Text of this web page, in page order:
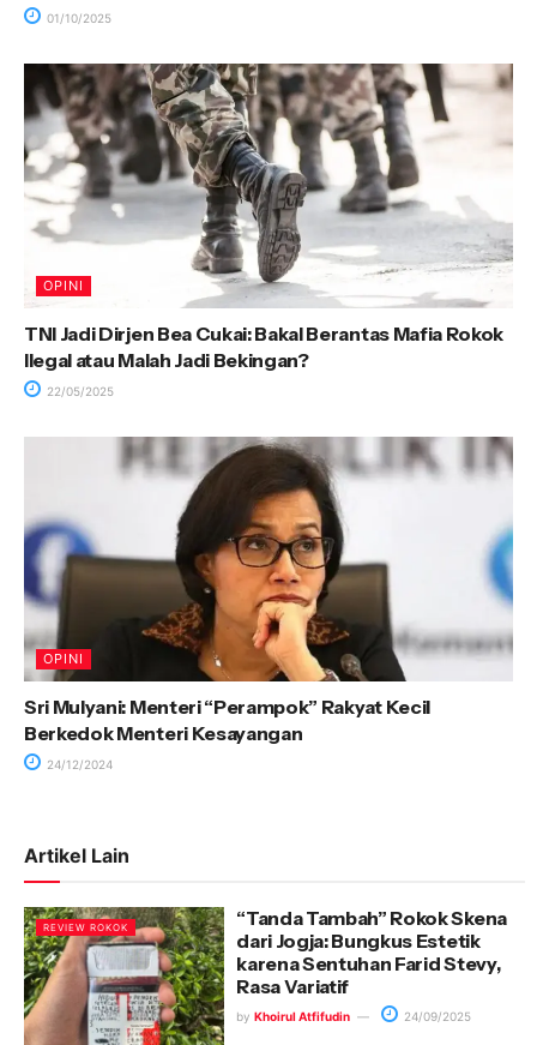
01/10/2025
OPINI
TNI Jadi Dirjen Bea Cukai: Bakal Berantas Mafia Rokok
Ilegal atau Malah Jadi Bekingan?
22/05/2025
OPINI
Sri Mulyani: Menteri “Perampok” Rakyat Kecil
Berkedok Menteri Kesayangan
24/12/2024
Artikel Lain
REVIEW ROKOK
“Tanda Tambah” Rokok Skena
dari Jogja: Bungkus Estetik
karena Sentuhan Farid Stevy,
Rasa Variatif
by Khoirul Atfifudin 24/09/2025